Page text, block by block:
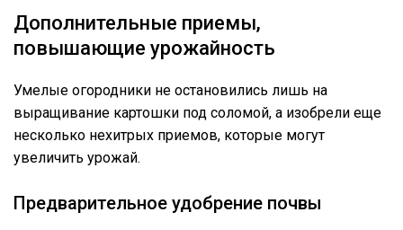
Дополнительные приемы,
повышающие урожайность
Умелые огородники не остановились лишь на
выращивание картошки под соломой, а изобрели еще
несколько нехитрых приемов, которые могут
увеличить урожай.
Предварительное удобрение почвы